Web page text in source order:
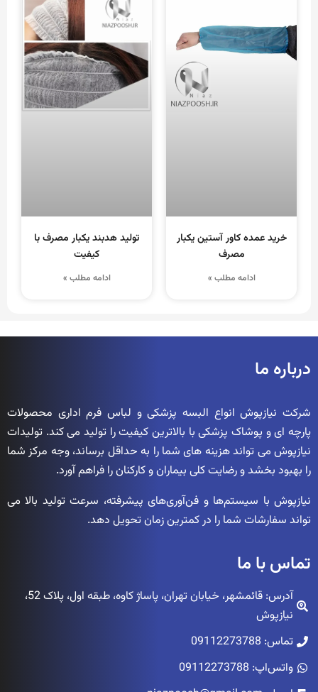
خرید عمده کاور آستین یکبار
مصرف
ادامه مطلب »
تولید هدبند یکبار مصرف با
کیفیت
ادامه مطلب »
درباره ما
شرکت نیازپوش انواع البسه پزشکی و لباس فرم اداری محصولات
پارچه ای و پوشاک پزشکی با بالاترین کیفیت را تولید می کند. تولیدات
نیازپوش می تواند هزینه های شما را به حداقل برساند، وجه مرکز شما
را بهبود بخشد و رضایت کلی بیماران و کارکنان را فراهم آورد.
نیازپوش با سیستم‌ها و فن‌آوری‌های پیشرفته، سرعت تولید بالا می
تواند سفارشات شما را در کمترین زمان تحویل دهد.
تماس با ما
آدرس: قائمشهر، خیابان تهران، پاساژ کاوه، طبقه اول، پلاک 52،
نیازپوش
تماس: 09112273788
واتس‌اپ: 09112273788